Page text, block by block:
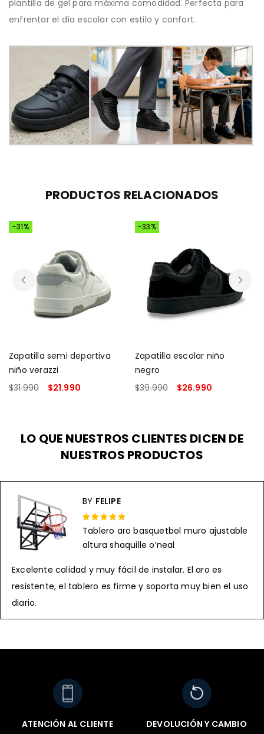
plantilla de gel para máxima comodidad. Perfecta para
enfrentar el día escolar con estilo y confort.
PRODUCTOS RELACIONADOS
-31%
Zapatilla semi deportiva
niño verazzi
$31.990 $21.990
-33%
Zapatilla escolar niño
negro
$39.990 $26.990
LO QUE NUESTROS CLIENTES DICEN DE
NUESTROS PRODUCTOS
BY FELIPE
Rated 5 out
of 5
Tablero aro basquetbol muro ajustable
altura shaquille o’neal
Excelente calidad y muy fácil de instalar. El aro es
resistente, el tablero es firme y soporta muy bien el uso
diario.
ATENCIÓN AL CLIENTE
DEVOLUCIÓN Y CAMBIO